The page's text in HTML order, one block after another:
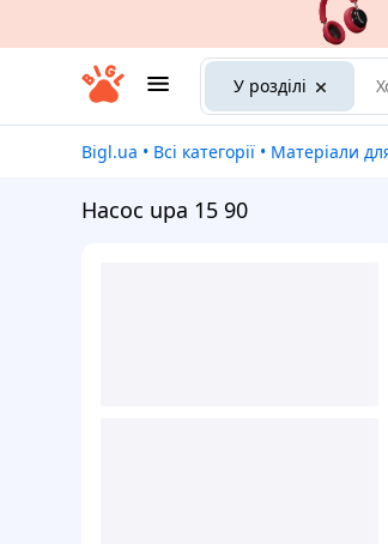
У розділі
Bigl.ua • Всі категорії • Матеріали
Насос upa 15 90